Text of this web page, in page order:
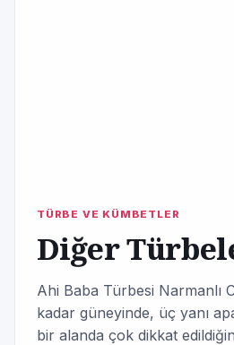
TÜRBE VE KÜMBETLER
Diğer
Ahi Baba Türbesi Narmanlı
kadar güneyinde, üç yanı
bir alan­da çok dikkat